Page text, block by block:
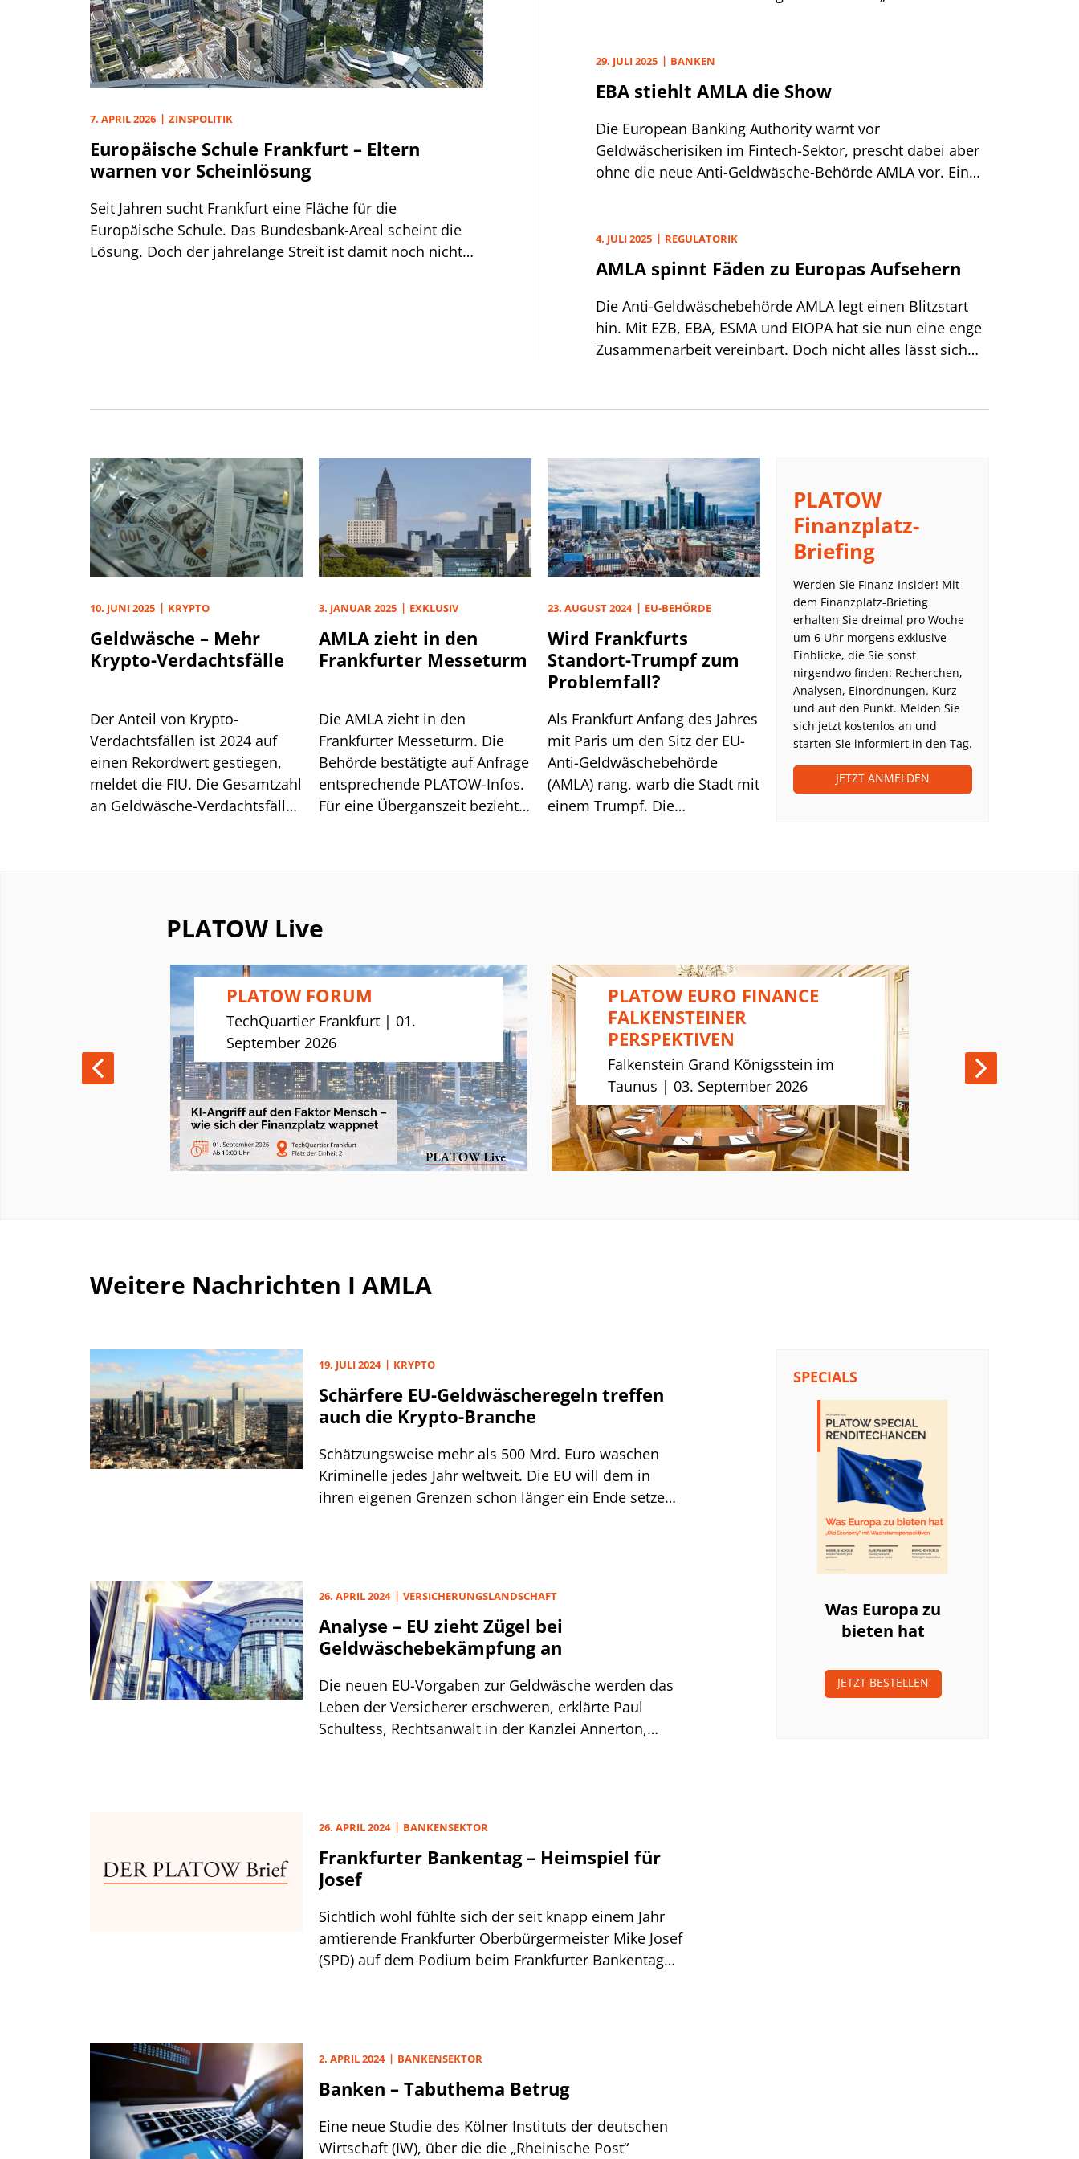
7. APRIL 2026 ZINSPOLITIK
Europäische Schule Frankfurt – Eltern
warnen vor Scheinlösung
Seit Jahren sucht Frankfurt eine Fläche für die
Europäische Schule. Das Bundesbank-Areal scheint die
Lösung. Doch der jahrelange Streit ist damit noch nicht
29. JULI 2025 BANKEN
EBA stiehlt AMLA die Show
Die European Banking Authority warnt vor
Geldwäscherisiken im Fintech-Sektor, prescht dabei aber
ohne die neue Anti-Geldwäsche-Behörde AMLA vor. Ein
4. JULI 2025 REGULATORIK
AMLA spinnt Fäden zu Europas Aufsehern
Die Anti-Geldwäschebehörde AMLA legt einen Blitzstart
hin. Mit EZB, EBA, ESMA und EIOPA hat sie nun eine enge
Zusammenarbeit vereinbart. Doch nicht alles lässt sich
10. JUNI 2025 KRYPTO
Geldwäsche – Mehr
Krypto-Verdachtsfälle
Der Anteil von Krypto-
Verdachtsfällen ist 2024 auf
einen Rekordwert gestiegen,
meldet die FIU. Die Gesamtzahl
an Geldwäsche-Verdachtsfällen
3. JANUAR 2025 EXKLUSIV
AMLA zieht in den
Frankfurter Messeturm
Die AMLA zieht in den
Frankfurter Messeturm. Die
Behörde bestätigte auf Anfrage
entsprechende PLATOW-Infos.
Für eine Überganszeit bezieht
23. AUGUST 2024 EU-BEHÖRDE
Wird Frankfurts
Standort-Trumpf zum
Problemfall?
Als Frankfurt Anfang des Jahres
mit Paris um den Sitz der EU-
Anti-Geldwäschebehörde
(AMLA) rang, warb die Stadt mit
einem Trumpf. Die
Kinder dort einschulen. Das
Problem: Die Schule ist zu
klein, um die immer größere
Zahl an Schülern
unterzubringen. Die Pläne für
einen Neubau ziehen sich.
Aktuell sorgt zudem ein Streit
um geplante Kürzungen für
Ärger. So sollen ganze
Klassenstufen und Kurse
PLATOW
Finanzplatz-
Briefing
Werden Sie Finanz-Insider! Mit
dem Finanzplatz-Briefing
erhalten Sie dreimal pro Woche
um 6 Uhr morgens exklusive
Einblicke, die Sie sonst
nirgendwo finden: Recherchen,
Analysen, Einordnungen. Kurz
und auf den Punkt. Melden Sie
sich jetzt kostenlos an und
starten Sie informiert in den Tag.
JETZT ANMELDEN
PLATOW Live
September
PLATOW FORUM
TechQuartier Frankfurt | 01.
September 2026
PLATOW EURO FINANCE
FALKENSTEINER
PERSPEKTIVEN
Falkenstein Grand Königsstein im
Taunus | 03. September 2026
Weitere Nachrichten I AMLA
19. JULI 2024 KRYPTO
Schärfere EU-Geldwäscheregeln treffen
auch die Krypto-Branche
Schätzungsweise mehr als 500 Mrd. Euro waschen
Kriminelle jedes Jahr weltweit. Die EU will dem in
ihren eigenen Grenzen schon länger ein Ende setzen
26. APRIL 2024 VERSICHERUNGSLANDSCHAFT
Analyse – EU zieht Zügel bei
Geldwäschebekämpfung an
Die neuen EU-Vorgaben zur Geldwäsche werden das
Leben der Versicherer erschweren, erklärte Paul
Schultess, Rechtsanwalt in der Kanzlei Annerton,
26. APRIL 2024 BANKENSEKTOR
Frankfurter Bankentag – Heimspiel für
Josef
Sichtlich wohl fühlte sich der seit knapp einem Jahr
amtierende Frankfurter Oberbürgermeister Mike Josef
(SPD) auf dem Podium beim Frankfurter Bankentag
Bundesfinanzminister Christian Lindner und dem
Land Hessen seinen Beitrag geleistet hat, doch etwas
2. APRIL 2024 BANKENSEKTOR
Banken – Tabuthema Betrug
Eine neue Studie des Kölner Instituts der deutschen
Wirtschaft (IW), über die die „Rheinische Post“
SPECIALS
Was Europa zu
bieten hat
JETZT BESTELLEN